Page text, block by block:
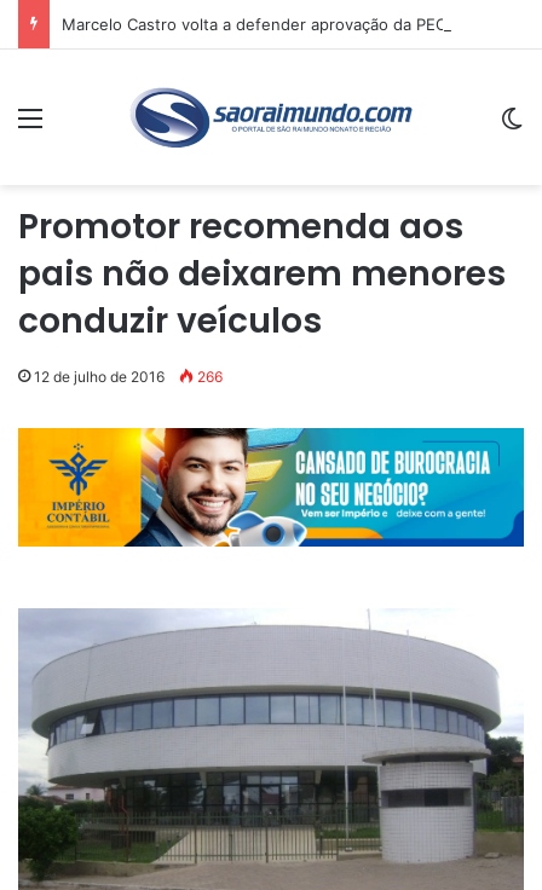
Menu
Promotor recomenda aos
pais não deixarem menores
conduzir veículos
12 de julho de 2016 266